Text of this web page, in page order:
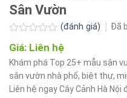
Sân Vườn
xếp
hạng
0.0
5
sao
(đánh giá) Đã
Giá: Liên hệ
Khám phá Top 25+ mẫu sân
sân vườn nhà phố, biệt thự,
Liên hệ ngay Cây Cảnh Hà